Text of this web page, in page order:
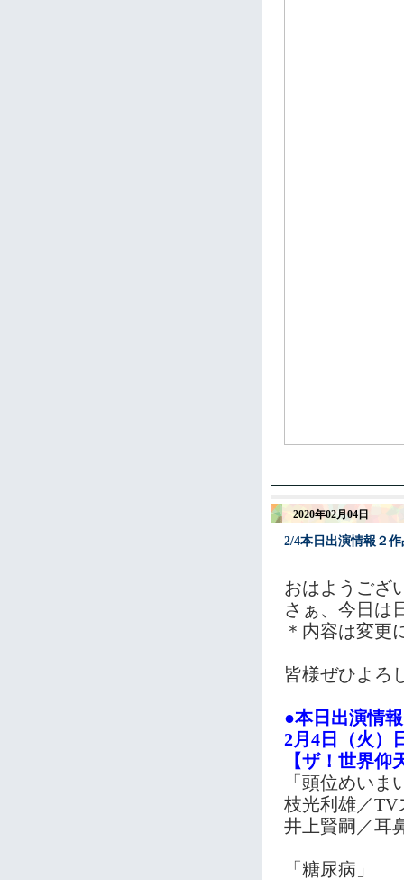
2020年02月04日
2/4本日出演情報２
おはようござ
さぁ、今日は
＊内容は変
皆様ぜひよろ
●本日出演情
2月4日（火）
【ザ！世界
「頭位めいま
枝光利雄／TV
井上賢嗣／耳
「糖尿病」